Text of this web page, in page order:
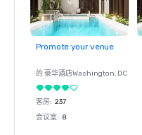
Promote your venue
的 豪华酒店Washington, DC
客房: 237
会议室: 8